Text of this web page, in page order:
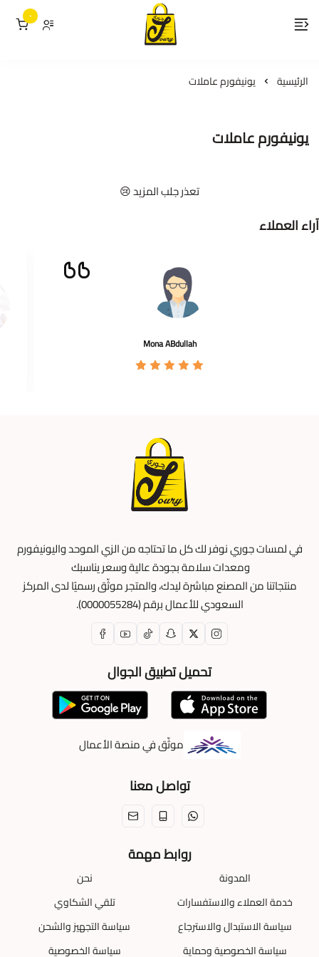
لمسات جوري
٠
الرئيسية يونيفورم عاملات
يونيفورم عاملات
تعذر جلب المزيد 😢
آراء العملاء
Mona ABdullah
في لمسات جوري نوفر لك كل ما تحتاجه من الزي الموحد واليونيفورم
ومعدات سلامة بجودة عالية وسعر يناسبك
منتجاتنا من المصنع مباشرة ليدك، والمتجر موثّق رسميًا لدى المركز
السعودي للأعمال برقم (0000055284).
تحميل تطبيق الجوال
موثّق في منصة الأعمال
تواصل معنا
روابط مهمة
المدونة
نحن
خدمة العملاء والاستفسارات
تلقي الشكاوي
سياسة الاستبدال والاسترجاع
سياسة التجهيز والشحن
سياسة الخصوصية وحماية
سياسة الخصوصية